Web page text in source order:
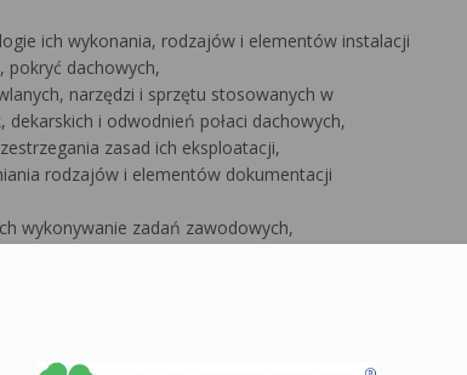
ich wykonania, rodzajów i elementów instalacji
pokryć dachowych,
narzędzi i sprzętu stosowanych w
i odwodnień połaci dachowych,
zasad ich eksploatacji,
rodzajów i elementów dokumentacji
wykonywanie zadań zawodowych,
pokryć dachowych i obróbek
oraz odwodniania dachów z różnych
blacharskich i odwodnień połaci dachowych,